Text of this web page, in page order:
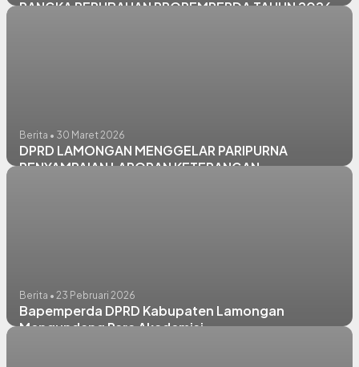
RANGKA PERUBAHAN PROPEMPERDA TAHUN 2026
Berita • 30 Maret 2026
DPRD LAMONGAN MENGGELAR PARIPURNA
PENYAMPAIAN LAPORAN KETERANGAN
Berita • 23 Pebruari 2026
Bapemperda DPRD Kabupaten Lamongan
Mengundang Para Akademisi